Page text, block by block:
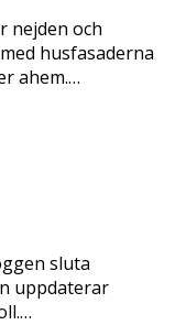
nejden och
husfasaderna
ahem.…
sluta
uppdaterar